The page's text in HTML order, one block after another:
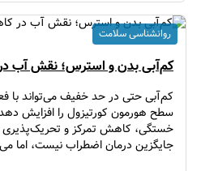
کم‌آبی بدن و استرس؛ نقش آب
کم‌آبی حتی در حد خفیف می‌تواند با
سطح هورمون کورتیزول را افزایش
خستگی، کاهش تمرکز و
جایگزین درمان اضطراب نیست، اما
روانشناسی سلامت